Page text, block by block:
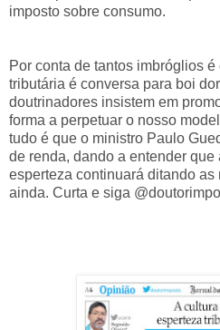
imposto sobre consumo.
Por conta de tantos imbróglios
tributária é conversa para boi
doutrinadores insistem em
forma a perpetuar o nosso
tudo é que o ministro Paulo
de renda, dando a entender que
esperteza continuará ditando
ainda. Curta e siga